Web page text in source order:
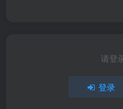
请登
登录